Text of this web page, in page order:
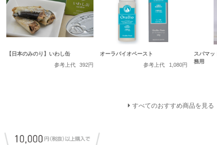
【日本のみのり】いわし缶
参考上代
392円
オーラバイオペースト
参考上代
1,080円
スパマッ
務用
すべてのおすすめ商品を見る